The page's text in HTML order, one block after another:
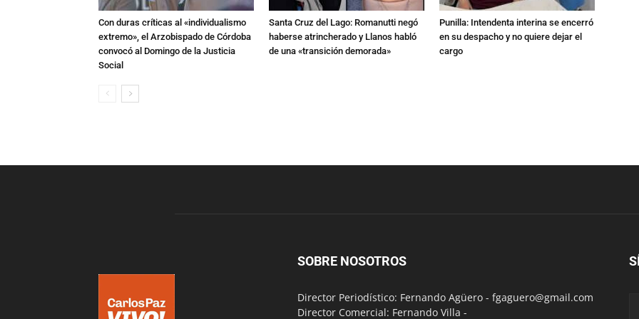
Con duras críticas al «individualismo
extremo», el Arzobispado de Córdoba
convocó al Domingo de la Justicia
Social
Santa Cruz del Lago: Romanutti negó
haberse atrincherado y Llanos habló
de una «transición demorada»
Punilla: Intendenta interina se encerró
en su despacho y no quiere dejar el
cargo
SOBRE NOSOTROS
Director Periodístico: Fernando Agüero - fgaguero@gmail.com
Director Comercial: Fernando Villa -